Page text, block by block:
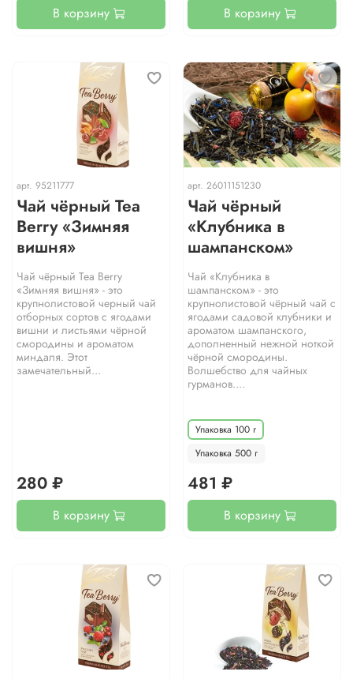
В корзину В корзину
арт. 95211777
Чай чёрный Tea
Berry «Зимняя
вишня»
Чай чёрный Tea Berry
«Зимняя вишня» - это
крупнолистовой черный чай
отборных сортов с ягодами
вишни и листьями чёрной
смородины и ароматом
миндаля. Этот
замечательный...
280 ₽
В корзину
арт. 26011151230
Чай чёрный
«Клубника в
шампанском»
Чай «Клубника в
шампанском» - это
крупнолистовой чёрный чай с
ягодами садовой клубники и
ароматом шампанского,
дополненный нежной ноткой
чёрной смородины.
Волшебство для чайных
гурманов....
Упаковка 100 г
Упаковка 500 г
481 ₽
В корзину